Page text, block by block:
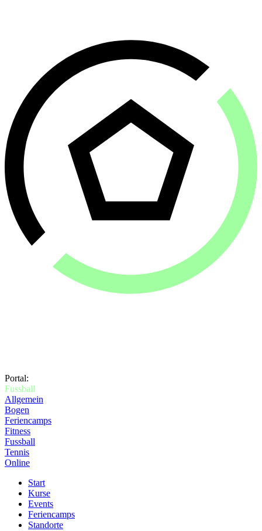
Portal:
Fussball
Allgemein
Bogen
Feriencamps
Fitness
Fussball
Tennis
Online
Start
Kurse
Events
Feriencamps
Standorte